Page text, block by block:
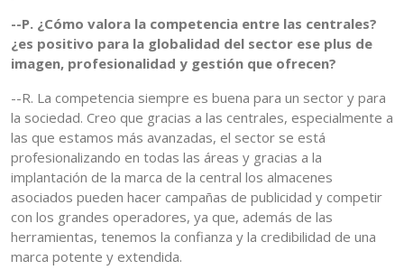
--P. ¿Cómo valora la competencia entre las centrales?
¿es positivo para la globalidad del sector ese plus de
imagen, profesionalidad y gestión que ofrecen?
--R. La competencia siempre es buena para un sector y para
la sociedad. Creo que gracias a las centrales, especialmente a
las que estamos más avanzadas, el sector se está
profesionalizando en todas las áreas y gracias a la
implantación de la marca de la central los almacenes
asociados pueden hacer campañas de publicidad y competir
con los grandes operadores, ya que, además de las
herramientas, tenemos la confianza y la credibilidad de una
marca potente y extendida.